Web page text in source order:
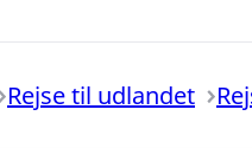
Rejse til udlandet